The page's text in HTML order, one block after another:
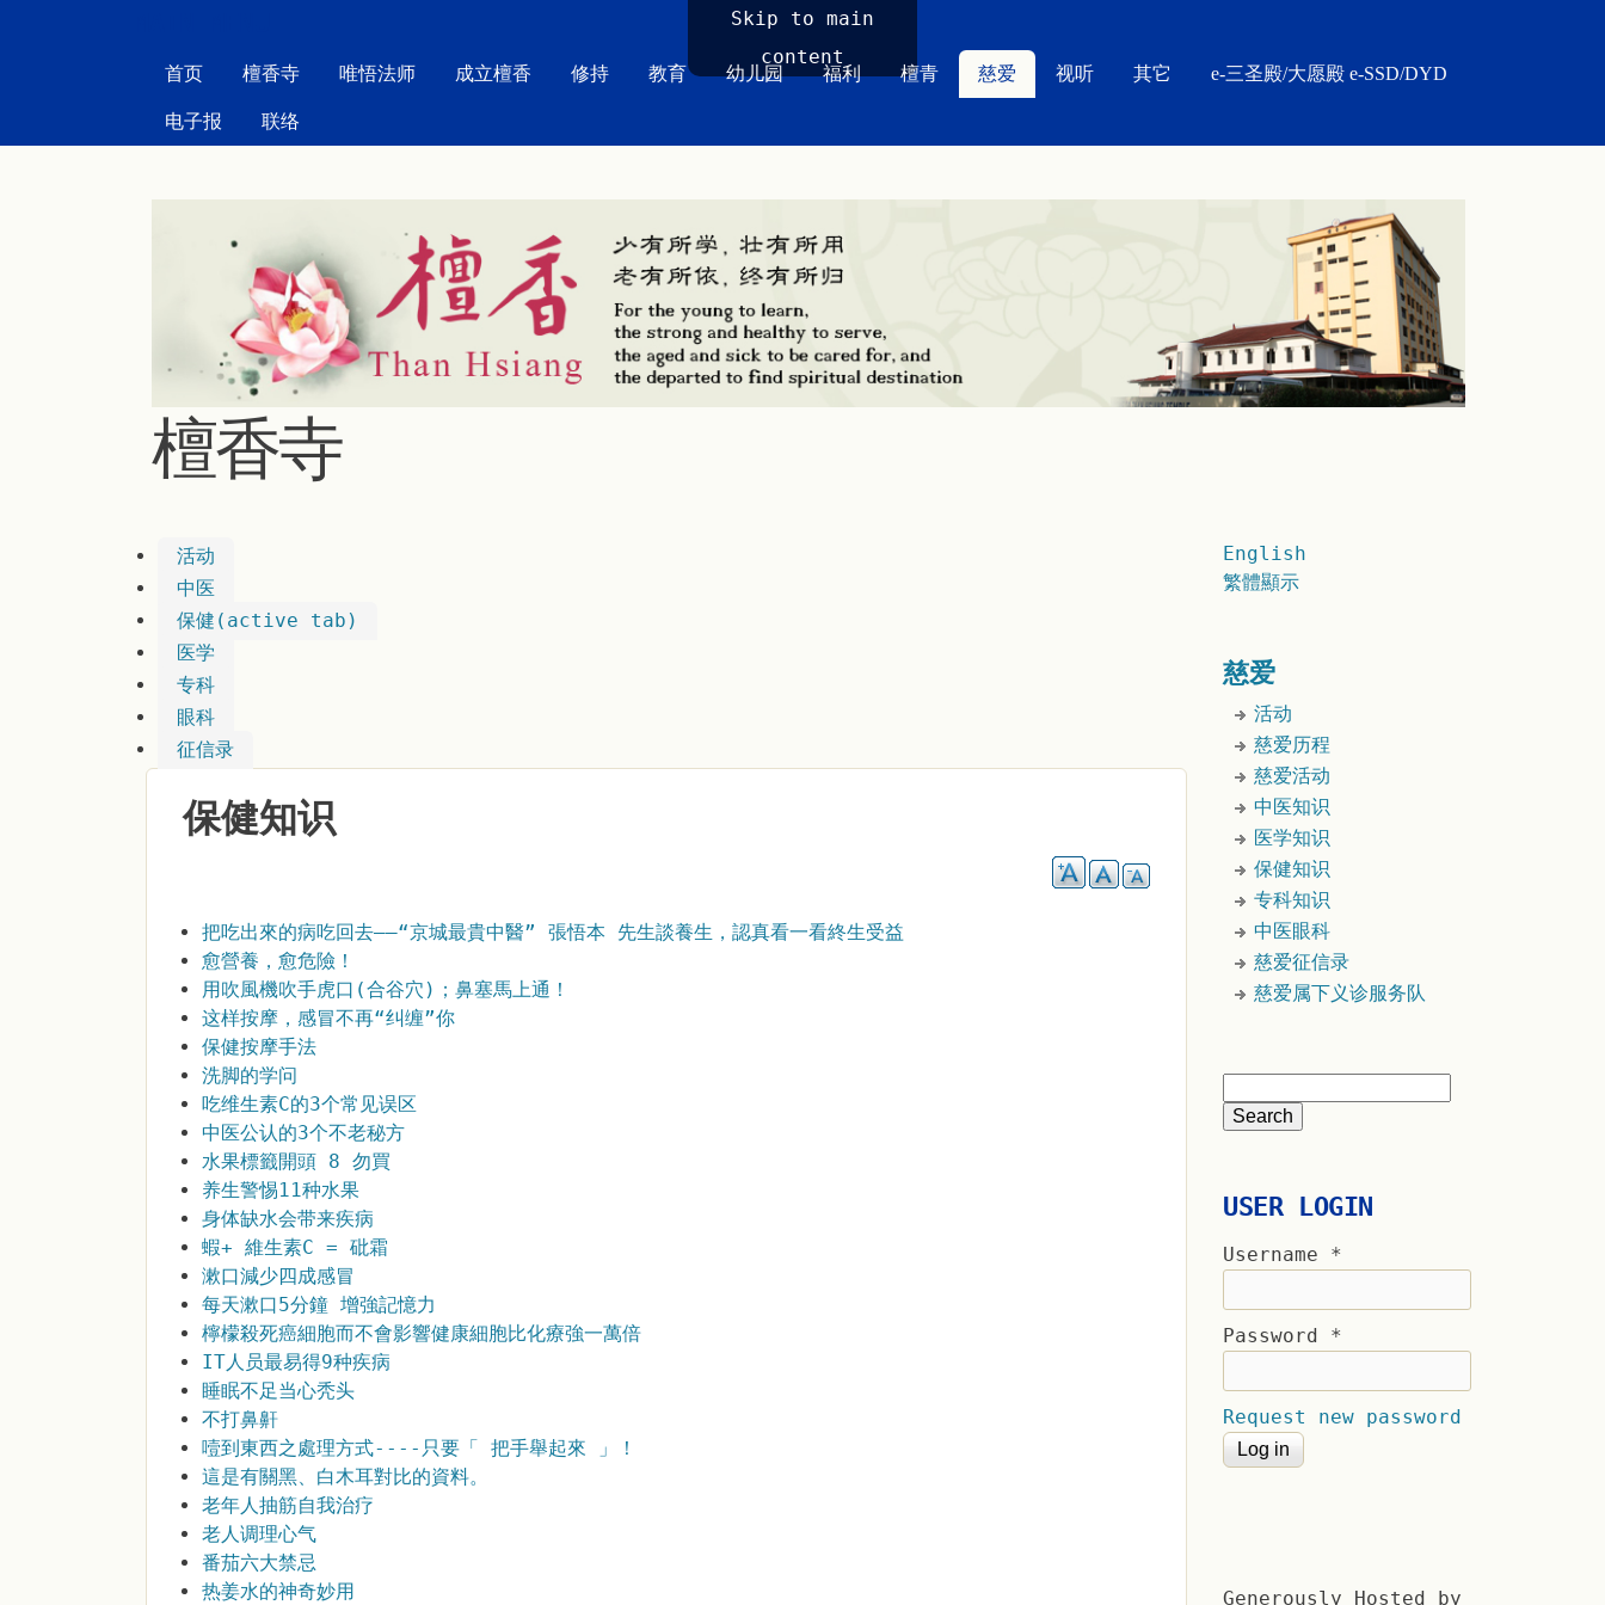
Skip to main
content
首页 檀香寺 唯悟法师 成立檀香 修持 教育 幼儿园 福利 檀青 慈爱 视听 其它 e-三圣殿/大愿殿 e-SSD/DYD
电子报 联络
檀香寺
活动
中医
保健 (active tab)
医学
专科
眼科
征信录
保健知识
把吃出來的病吃回去――“京城最貴中醫” 張悟本 先生談養生，認真看一看終生受益
愈營養，愈危險！
用吹風機吹手虎口(合谷穴)；鼻塞馬上通！
这样按摩，感冒不再“纠缠”你
保健按摩手法
洗脚的学问
吃维生素C的3个常见误区
中医公认的3个不老秘方
水果標籤開頭 8 勿買
养生警惕11种水果
身体缺水会带来疾病
蝦+ 維生素C = 砒霜
漱口減少四成感冒
每天漱口5分鐘 增強記憶力
檸檬殺死癌細胞而不會影響健康細胞比化療強一萬倍
IT人员最易得9种疾病
睡眠不足当心秃头
不打鼻鼾
噎到東西之處理方式----只要「 把手舉起來 」！
這是有關黑、白木耳對比的資料。
老年人抽筋自我治疗
老人调理心气
番茄六大禁忌
热姜水的神奇妙用
English
繁體顯示
慈爱
活动
慈爱历程
慈爱活动
中医知识
医学知识
保健知识
专科知识
中医眼科
慈爱征信录
慈爱属下义诊服务队
USER LOGIN
Username *
Password *
Request new password
Generously Hosted by